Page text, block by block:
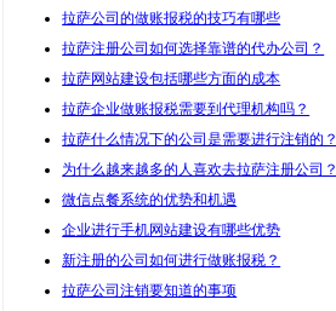
拉萨公司的做账报税的技巧有哪些
拉萨注册公司如何选择靠谱的代办公司？
拉萨网站建设包括哪些方面的成本
拉萨企业做账报税需要到代理机构吗？
拉萨什么情况下的公司是需要进行注销的？
为什么越来越多的人喜欢去拉萨注册公司？
微信点餐系统的优势和机遇
企业进行手机网站建设有哪些优势
新注册的公司如何进行做账报税？
拉萨公司注销要知道的事项